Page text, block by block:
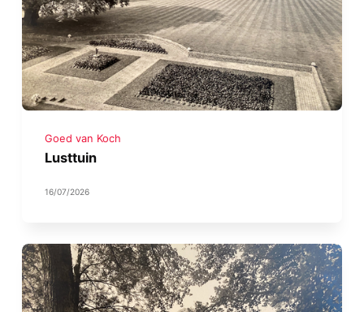
Goed van Koch
Lusttuin
16/07/2026